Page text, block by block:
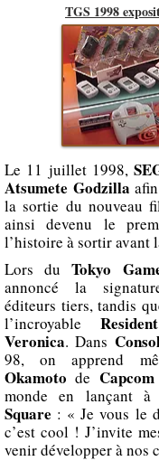
TGS 1998
Le 11 juillet 1998,
Atsumete Godzilla
la sortie du nouveau
ainsi devenu le
l’histoire à sortir avant
Lors duTokyo
annoncé la
éditeurs tiers, tandis
l’incroyable
Veronica. Dans
98, on apprend
Okamoto de Capcom
monde en lançant à
Square : « Je vous le
c’est cool ! J’invite
venir développer à nos